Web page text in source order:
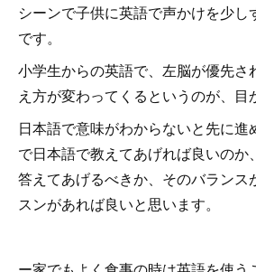
シーンで子供に英語で声かけを少し
です。
小学生からの英語で、左脳が優先さ
え方が変わってくるというのが、目
日本語で意味がわからないと先に進
で日本語で教えてあげれば良いのか
答えてあげるべきか、そのバランス
スンがあれば良いと思います。